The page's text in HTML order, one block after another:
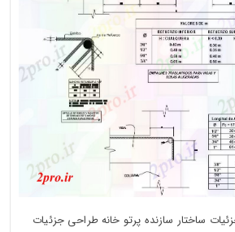
ساختار سازنده پرتو خانه طراحی جزئیات